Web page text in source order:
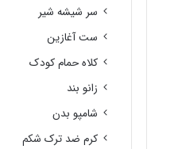
سر شیشه شیر
ست آغازین
کلاه حمام کودک
زانو بند
شامپو بدن
کرم ضد ترک شکم